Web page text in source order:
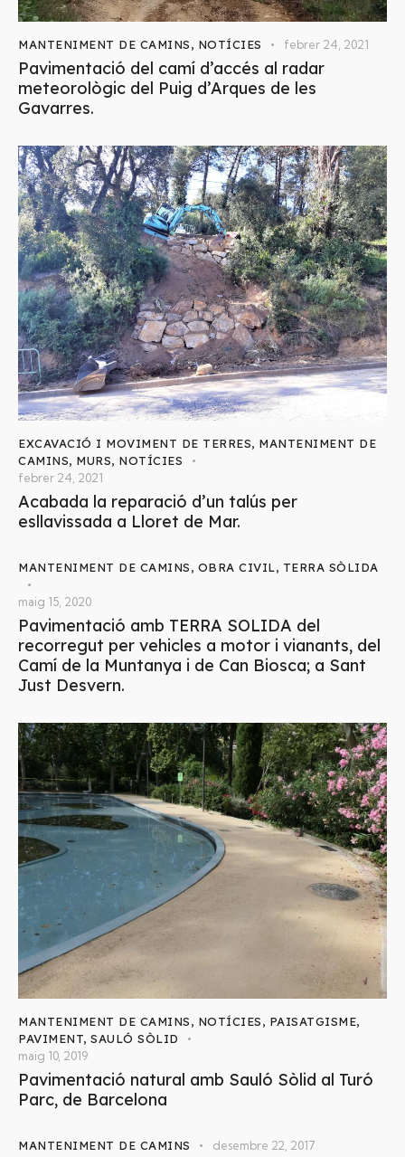
MANTENIMENT DE CAMINS, NOTÍCIES febrer 24, 2021
Pavimentació del camí d’accés al radar
meteorològic del Puig d’Arques de les
Gavarres.
EXCAVACIÓ I MOVIMENT DE TERRES, MANTENIMENT DE
CAMINS, MURS, NOTÍCIES
febrer 24, 2021
Acabada la reparació d’un talús per
esllavissada a Lloret de Mar.
MANTENIMENT DE CAMINS, OBRA CIVIL, TERRA SÒLIDA
maig 15, 2020
Pavimentació amb TERRA SOLIDA del
recorregut per vehicles a motor i vianants, del
Camí de la Muntanya i de Can Biosca; a Sant
Just Desvern.
MANTENIMENT DE CAMINS, NOTÍCIES, PAISATGISME,
PAVIMENT, SAULÓ SÒLID
maig 10, 2019
Pavimentació natural amb Sauló Sòlid al Turó
Parc, de Barcelona
MANTENIMENT DE CAMINS desembre 22, 2017